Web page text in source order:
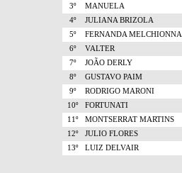
3º
MANUELA
4º
JULIANA BRIZOLA
5º
FERNANDA MELCHIONNA
6º
VALTER
7º
JOÃO DERLY
8º
GUSTAVO PAIM
9º
RODRIGO MARONI
10º
FORTUNATI
11º
MONTSERRAT MARTINS
12º
JULIO FLORES
13º
LUIZ DELVAIR